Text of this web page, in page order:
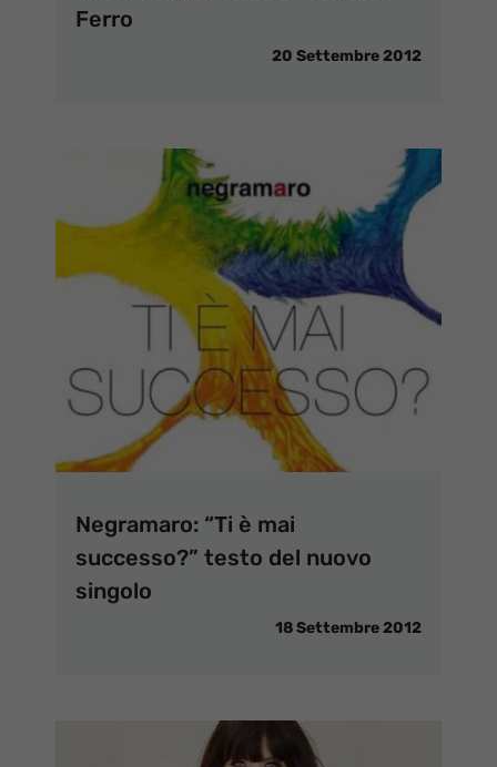
Ferro
20 Settembre 2012
Negramaro: “Ti è mai
successo?” testo del nuovo
singolo
18 Settembre 2012